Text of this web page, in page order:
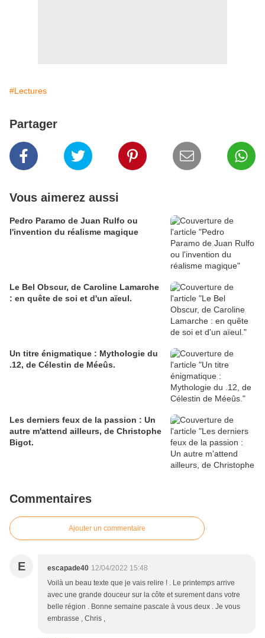
#Lectures
Partager
Vous aimerez aussi
Pedro Paramo de Juan Rulfo ou
l'invention du réalisme magique
Le Bel Obscur, de Caroline Lamarche
: en quête de soi et d'un aïeul.
Un titre énigmatique : Mythologie du
.12, de Célestin de Méeûs.
Les derniers feux de la passion : Un
autre m'attend ailleurs, de Christophe
Bigot.
Commentaires
Ajouter un commentaire
E escapade40 12/04/2022 15:48
Voilà un beau texte que je vais relire ! . Le printemps arrive
avec une grande douceur sur la côte et surement dans votre
belle région . Bonne semaine pascale à vous deux . Je vous
embrasse , Chris ,